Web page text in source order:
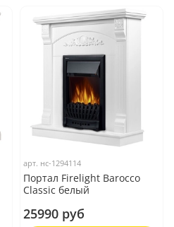
арт. нс-1294114
Портал Firelight Barocco
Classic белый
25990 руб